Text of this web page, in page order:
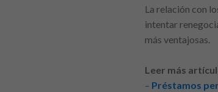
La relación con
intentar
más ventajosas.
Leer más
– Préstamos